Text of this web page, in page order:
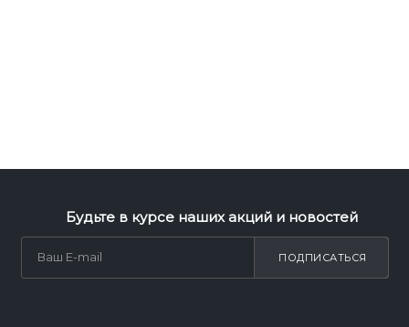
Будьте в курсе наших акций и новостей
ПОДПИСАТЬСЯ